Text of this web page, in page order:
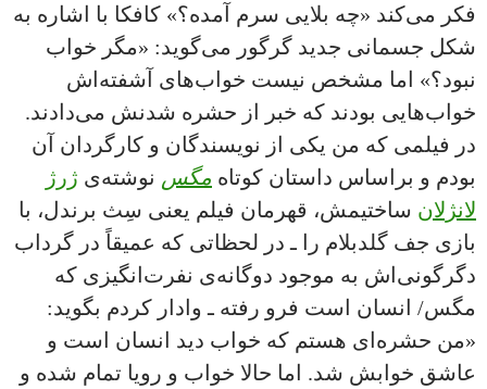
فکر می‌کند «چه بلایی سرم آمده؟» کافکا با اشاره به
شکل جسمانی جدید گرگور می‌گوید: «مگر خواب
نبود؟» اما مشخص نیست خواب‌های آشفته‌اش
خواب‌هایی بودند که خبر از حشره شدنش می‌دادند.
در فیلمی که من یکی از نویسندگان و کارگردان آن
بودم و براساس داستان کوتاه مگس نوشته‌ی ژرژ
لانژلان ساختیمش، قهرمان فیلم یعنی سِث برندل، با
بازی جف گلدبلام را ـ در لحظاتی که عمیقاً در گرداب
دگرگونی‌اش به موجود دوگانه‌ی نفرت‌انگیزی که
مگس/ انسان است فرو رفته ـ وادار کردم بگوید:
«من حشره‌ای هستم که خواب دید انسان است و
عاشق خوابش شد. اما حالا خواب و رویا تمام شده و